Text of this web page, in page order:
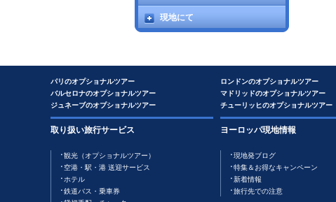
現地にて
パリのオプショナルツアー
バルセロナのオプショナルツアー
ジュネーブのオプショナルツアー
ロンドンのオプショナルツアー
マドリッドのオプショナルツアー
チューリッヒのオプショナルツアー
取り扱い旅行サービス
観光（オプショナルツアー）
空港・駅・港 送迎サービス
ホテル
鉄道バス・乗車券
ヨーロッパ現地情報
現地発ブログ
特集＆お得なキャンペーン
新着情報
旅行先での注意